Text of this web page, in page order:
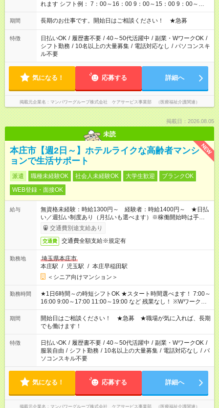
れます シフト例： 7：00～16：00 9：00～15：00 9：00～
18：00 11：00～20：00 など ※Wワークの場合、他のお仕事と
合わせ週40時間超の就業はご案内できません ※法令に基づき、
派遣法（日雇い派遣の原則禁止）により、短時間・短期間の就
業はご案内が難しい場合があります
期間 長期のお仕事です。開始日はご相談ください！ ★急募
特徴 日払いOK / 履歴書不要 / 40～50代活躍中 / 副業・WワークOK /
シフト勤務 / 10名以上の大量募集 / 電話対応なし / パソコンスキ
ル不要
気になる！ 応募する 詳細へ
掲載元企業名 マンパワーグループ株式会社 ケアサービス事業部 （医療福祉介護関連）
掲載日：2026.08.05
未読
NEW
本庄市【週2日～】ホテルライクな高齢者マンシ
ョンで生活サポート
派遣 職種未経験OK 社会人未経験OK 大学生歓迎
ブランクOK
WEB登録・面接OK
給与
無資格未経験：時給1300円～ 経験者：時給1400円～ ★日払
い／週払い制度あり（月払いも選べます）※稼働開始時は手続き
完了次第のお支払いとなります。
交通費別途支給あり
交通費 交通費全額支給※規定有
勤務地
埼玉県本庄市
本庄駅 / 児玉駅 / 本庄早稲田駅
＜シニア向けマンション＞
勤務時間
★1日6時間～の時短シフトOK ★スタート時間選べます！ 7:00～
16:00 9:00～17:00 11:00～19:00 など 残業なし！ ※Wワークの
場合、他のお仕事と合わせ週40時間超の就業はご案内できませ
ん ※法令に基づき、週20時間以上勤務は社会保険への加入対象
となります ※労働者派遣法（日雇い派遣の原則禁止）により、
短時間・短期間の就業はご案内が難しい場合があります
期間
開始日はご相談ください！ ★急募 ★職場が気に入れば、長期
でも働けます！
特徴 日払いOK / 履歴書不要 / 40～50代活躍中 / 副業・WワークOK /
服装自由 / シフト勤務 / 10名以上の大量募集 / 電話対応なし / パ
ソコンスキル不要
気になる！ 応募する 詳細へ
掲載元企業名 マンパワーグループ株式会社 ケアサービス事業部 （医療福祉介護関連）